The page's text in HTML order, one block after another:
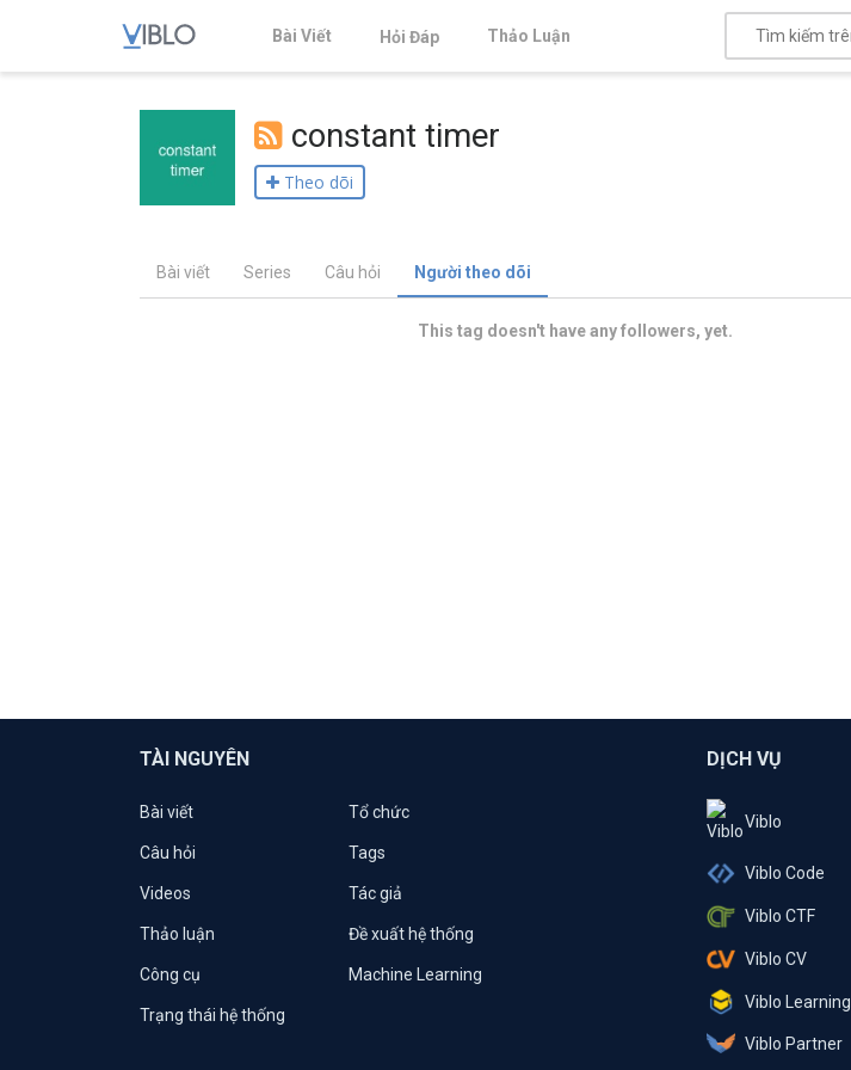
Bài Viết Hỏi Đáp Thảo Luận
constant timer
Theo dõi
Bài viết Series Câu hỏi Người theo dõi
This tag doesn't have any followers, yet.
TÀI NGUYÊN
Bài viết Tổ chức
Câu hỏi Tags
Videos Tác giả
Thảo luận Đề xuất hệ thống
Công cụ Machine Learning
Trạng thái hệ thống
DỊCH VỤ
Viblo
Viblo Code
Viblo CTF
Viblo CV
Viblo Learning
Viblo Partner